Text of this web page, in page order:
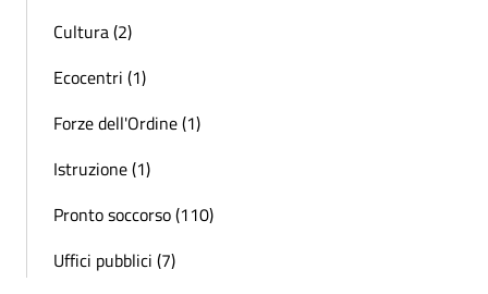
Cultura (2)
Ecocentri (1)
Forze dell'Ordine (1)
Istruzione (1)
Pronto soccorso (110)
Uffici pubblici (7)